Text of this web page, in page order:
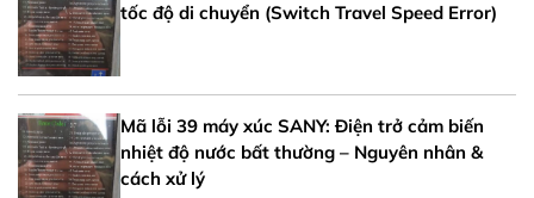
tốc độ di chuyển (Switch Travel Speed Error)
Mã lỗi 39 máy xúc SANY: Điện trở cảm biến
nhiệt độ nước bất thường – Nguyên nhân &
cách xử lý